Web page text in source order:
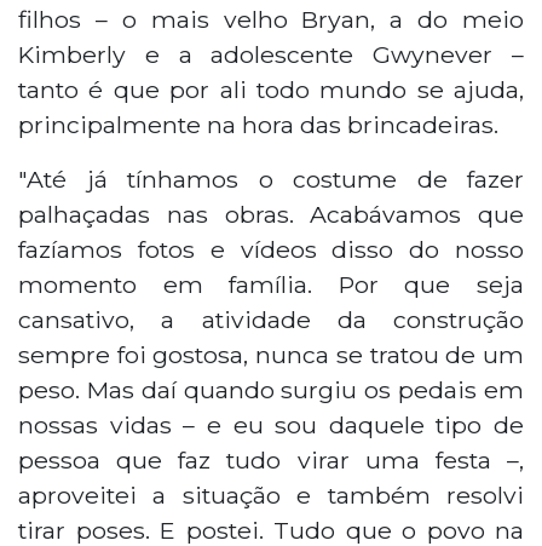
filhos – o mais velho Bryan, a do meio
Kimberly e a adolescente Gwynever –
tanto é que por ali todo mundo se ajuda,
principalmente na hora das brincadeiras.
"Até já tínhamos o costume de fazer
palhaçadas nas obras. Acabávamos que
fazíamos fotos e vídeos disso do nosso
momento em família. Por que seja
cansativo, a atividade da construção
sempre foi gostosa, nunca se tratou de um
peso. Mas daí quando surgiu os pedais em
nossas vidas – e eu sou daquele tipo de
pessoa que faz tudo virar uma festa –,
aproveitei a situação e também resolvi
tirar poses. E postei. Tudo que o povo na